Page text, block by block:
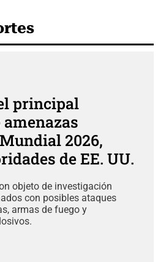
principal
2026,
de EE. UU.
objeto de investigación
con posibles ataques
armas de fuego y